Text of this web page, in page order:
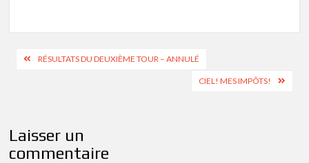
Navigation
RÉSULTATS DU DEUXIÈME TOUR – ANNULÉ
CIEL! MES IMPÔTS!
Laisser un
commentaire